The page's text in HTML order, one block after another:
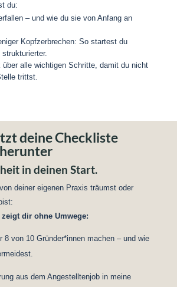
du:
– und wie du sie von Anfang an
Kopfzerbrechen: So startest du
über alle wichtigen Schritte, damit du nicht
trittst.
deine Checkliste
in deinen Start.
deiner eigenen Praxis träumst oder
zeigt dir ohne Umwege:
8 von 10 Gründer*innen machen – und wie
aus dem Angestelltenjob in meine